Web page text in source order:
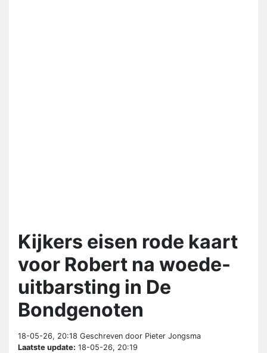
Kijkers eisen rode kaart
voor Robert na woede-
uitbarsting in De
Bondgenoten
18-05-26, 20:18 Geschreven door Pieter Jongsma
Laatste update: 18-05-26, 20:19